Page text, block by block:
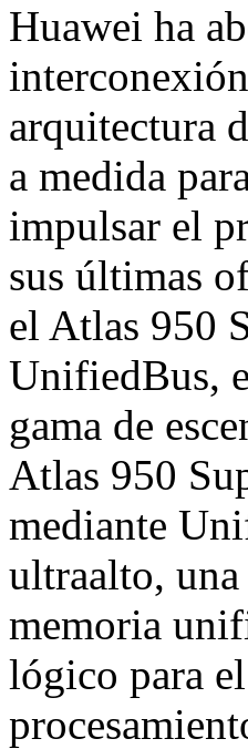
Huawei ha
arquitectura
a medida
impulsar el
sus últimas
el Atlas 950
UnifiedBus,
gama de
Atlas 950
mediante
ultraalto,
memoria
lógico para